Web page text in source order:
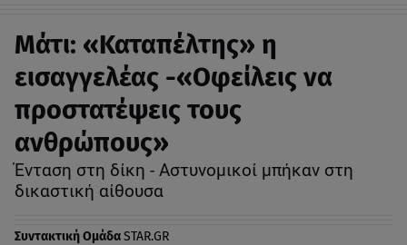
Μάτι: «Καταπέλτης» η
εισαγγελέας -«Οφείλεις να
προστατέψεις τους
ανθρώπους»
Ένταση στη δίκη - Αστυνομικοί μπήκαν στη
δικαστική αίθουσα
Συντακτική ΟμάδαSTAR.GR